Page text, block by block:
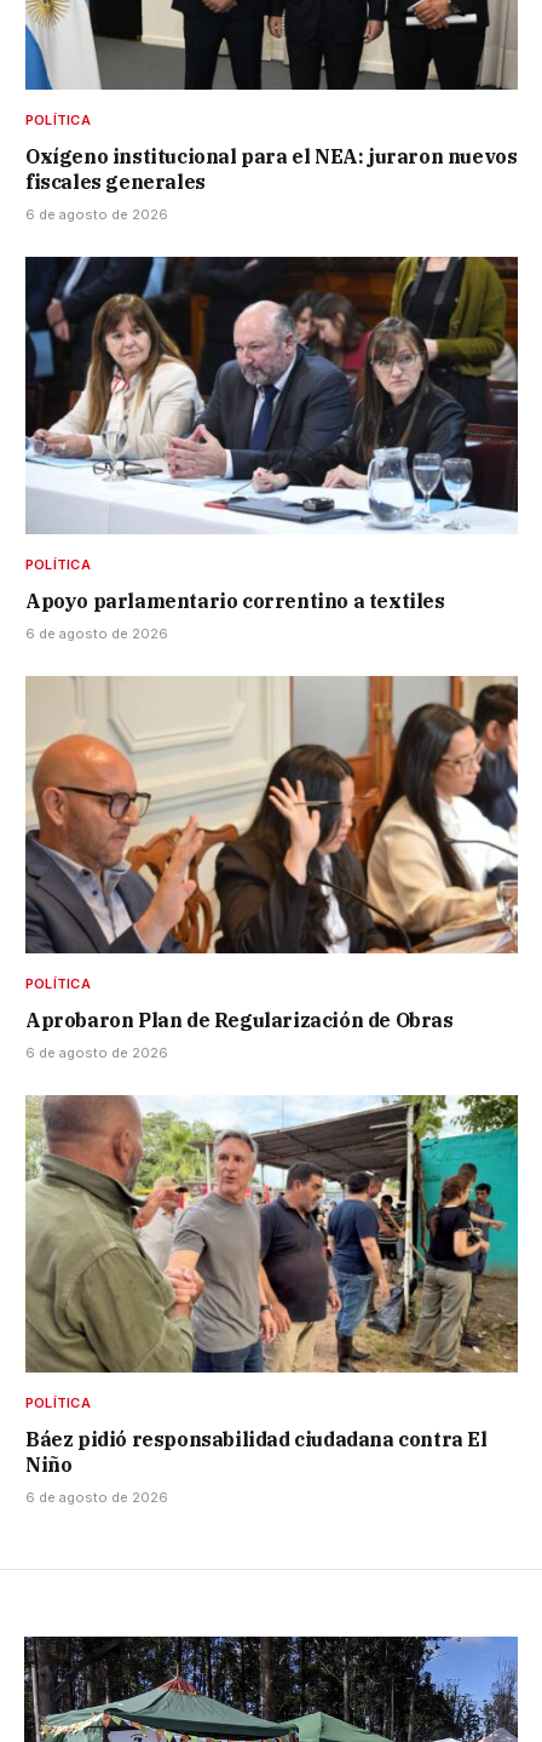
POLÍTICA
Oxígeno institucional para el NEA: juraron nuevos
fiscales generales
6 de agosto de 2026
POLÍTICA
Apoyo parlamentario correntino a textiles
6 de agosto de 2026
POLÍTICA
Aprobaron Plan de Regularización de Obras
6 de agosto de 2026
POLÍTICA
Báez pidió responsabilidad ciudadana contra El
Niño
6 de agosto de 2026